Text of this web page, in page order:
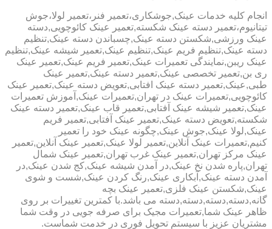
انجام کلیه خدمات عینک,جوشکاری،تعمیر فنر،تعمیر لولا،جوش
تیتانیوم،تعمیر دسته عینک شکسته,تعمیر عینک کائوچویی,دسته
عینک ورزشی,شکستن دسته عینک,چسباندن دسته عینک,تنظیم
دسته عینک,تنظیم فریم عینک,تنظیم عینک,تعمیر شیشه عینک,تنظیم
عینک ریبن,نمایندگی تعمیرات عینک,تعمیر فریم عینک,تعمیر عینک
ری بن,تعمیر تخصصی عینک,تعمیر دسته عینک,تعمیر عینک
طبی,عینک,تعمیر دسته عینک افتابی,تعویض دسته عینک,تعمیر عینک
کائوچویی,تعمیرات عینک در تهران,تعمیرات عینک,آموزش تعمیرات
عینک,تعمیر شیشه عینک آفتابی,تعمیر قاب عینک,تعمیر دسته عینک
شکسته,تعویض دسته عینک,تعمیر عینک آفتابی,تعمیر فریم
عینک,لولا عینک,جوش عینک,چگونه عینک خود را تعمیر
کنیم,تعمیرات عینک آنلاین,تعمیر لولا عینک,تعمیر عینک آنلاین,تعمیر
عینک مرکز تهران,تعمیر عینک غرب تهران,تعمیر عینک شمال
تهران,پاره شدن نخ عینک,در آمدن شیشه عینک,کج شدن عینک,در
آمدن دسته عینک,آبکاری عینک,رنگ کردن عینک,شست و شوی
عینک,شکستن عینک فلزی,تعمیر عینک بچه
گانه,دسته,دسته,دسته,دسته می باشد.با کمترین تغییرات بر روی
ظاهر عینک شما,تعمیرات مجیک برای صرفه جویی در وقت شما
مشتریان عزیز با سیستم تحویل فوری در خدمت شماست.